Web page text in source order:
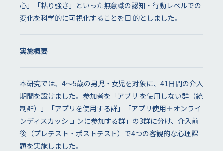
心」「粘り強さ」といった無意識の認知・行動レベルでの
変化を科学的に可視化することを目 的としました。
実施概要
本研究では、4〜5歳の男児・女児を対象に、41日間の介入
期間を設けました。参加者を「アプリ を使用しない群（統
制群）」「アプリを使用する群」「アプリ使用＋オンライ
ンディスカッショ ンに参加する群」の3群に分け、介入前
後（プレテスト・ポストテスト）で4つの客観的な心理課
題を実施しました。